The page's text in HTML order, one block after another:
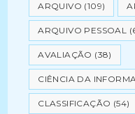
ARQUIVO (109)
ARQUIVO PESSOAL
AVALIAÇÃO (38)
CIÊNCIA DA
CLASSIFICAÇÃO (54)